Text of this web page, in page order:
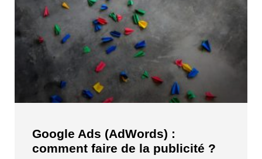
Google Ads (AdWords) :
comment faire de la publicité ?